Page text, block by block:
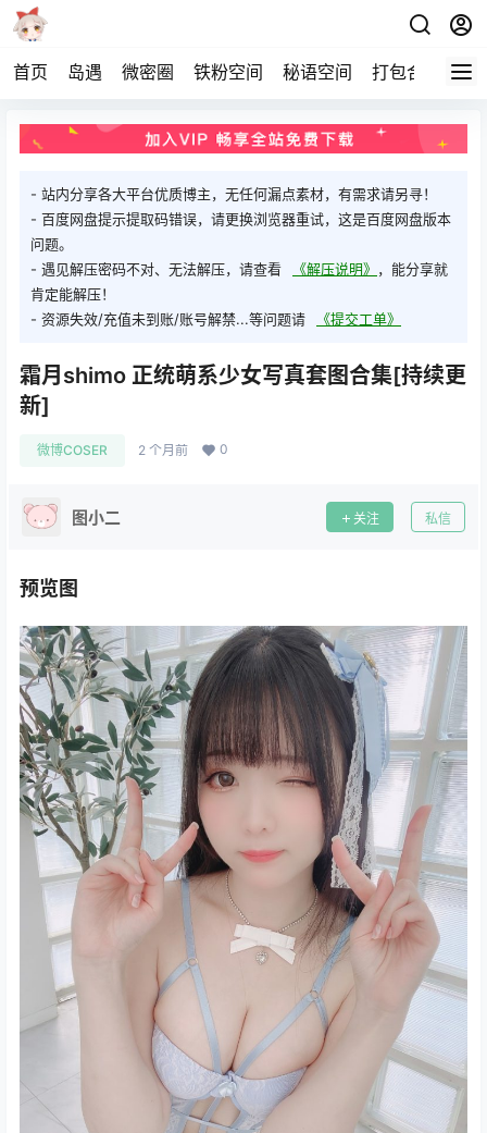
首页 岛遇 微密圈 铁粉空间 秘语空间 打包合集 关
- 站内分享各大平台优质博主，无任何漏点素材，有需求请另寻！
- 百度网盘提示提取码错误，请更换浏览器重试，这是百度网盘版本
问题。
- 遇见解压密码不对、无法解压，请查看
《解压说明》 ，能分享就
肯定能解压！
- 资源失效/充值未到账/账号解禁...等问题请
《提交工单》
霜月shimo 正统萌系少女写真套图合集[持续更
新]
微博COSER 2 个月前 0
图小二 关注 私信
预览图